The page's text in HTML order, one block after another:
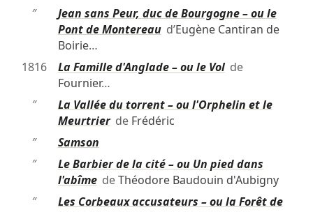
″
Jean sans Peur, duc de Bourgogne – ou le
Pont de Montereaud’Eugène Cantiran de
Boirie…
1816
La Famille d'Anglade – ou le Volde
Fournier…
″
La Vallée du torrent – ou l'Orphelin et le
Meurtrierde Frédéric
″
Samson
″
Le Barbier de la cité – ou Un pied dans
l'abîmedeThéodore Baudouin d'Aubigny
″
Les Corbeaux accusateurs – ou la Forêt de